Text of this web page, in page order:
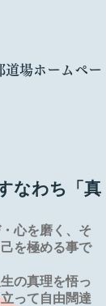
道場ホームペー
なわち「真
心を磨く、そ
を極める事で
生の真理を悟っ
って自由闊達